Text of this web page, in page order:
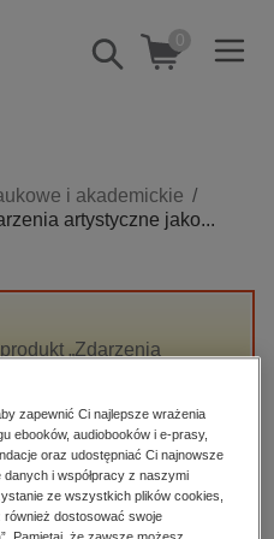
Pokaż/schowaj
wyszukiwarkę
0
wnętrz
informatyka
i akademickie
artystyczne jako...
„Zdarzenia
zapewnić Ci najlepsze wrażenia
ebooków, audiobooków i e-prasy,
oraz udostępniać Ci najnowsze
i współpracy z naszymi
ze wszystkich plików cookies,
również dostosować swoje